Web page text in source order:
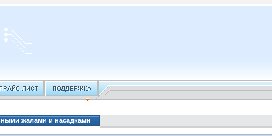
жалами и насадками